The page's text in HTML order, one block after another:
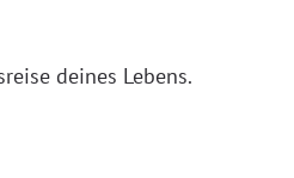
deines Lebens.